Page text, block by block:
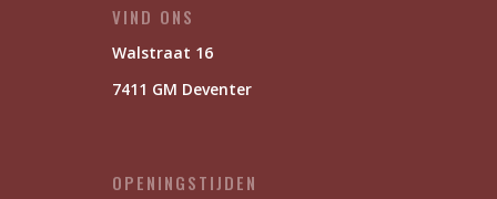
VIND ONS
Walstraat 16
7411 GM Deventer
OPENINGSTIJDEN